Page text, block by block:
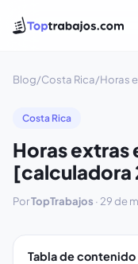
Blog/Costa Rica/Horas
Costa Rica
Horas extras
[calculadora
PorTopTrabajos · 29 de
Tabla de contenido